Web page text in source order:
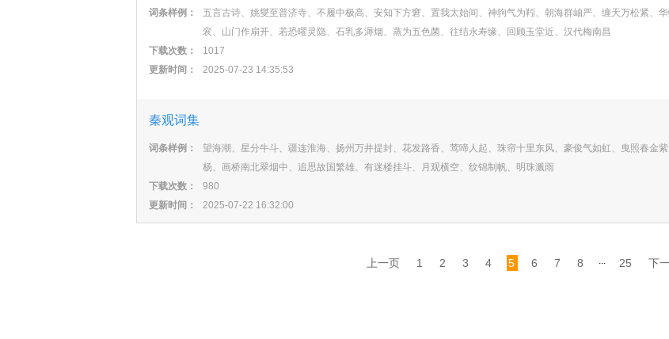
词条样例：
五言古诗、姚燮至普济寺、不履中极高、安知下方窘、置我太始间、神驹气为靷、朝海群岫严、缠天万松紧、
衮、山门作扇开、若恐曜灵隐、石乳多溽烟、蒸为五色菌、往结永寿缘、回顾玉堂近、汉代梅南昌
下载次数：
1017
更新时间：
2025-07-23 14:35:53
秦观词集
词条样例：
望海潮、星分牛斗、疆连淮海、扬州万井提封、花发路香、莺啼人起、珠帘十里东风、豪俊气如虹、曳照春金
杨、画桥南北翠烟中、追思故国繁雄、有迷楼挂斗、月观横空、纹锦制帆、明珠溅雨
下载次数：
980
更新时间：
2025-07-22 16:32:00
上一页 1 2 3 4 5 6 7 8 ... 25 下